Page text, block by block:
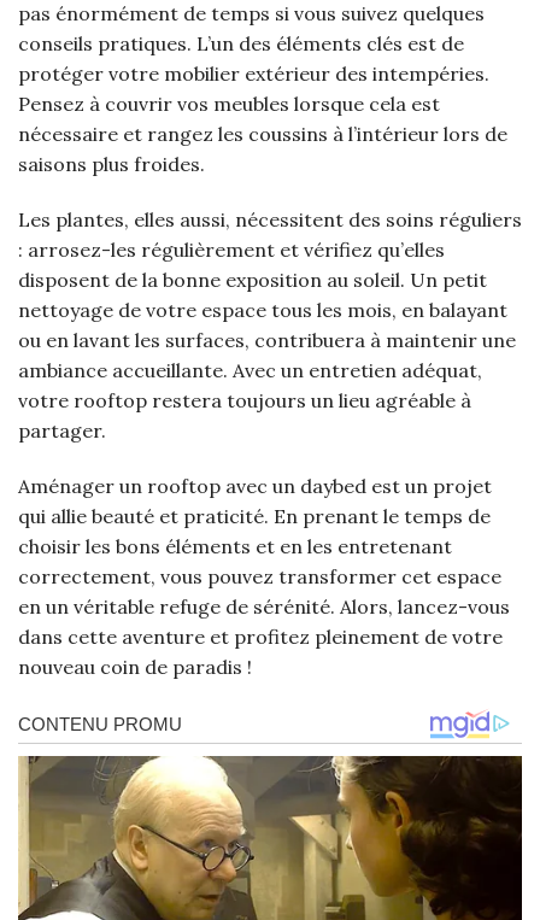
pas énormément de temps si vous suivez quelques
conseils pratiques. L’un des éléments clés est de
protéger votre mobilier extérieur des intempéries.
Pensez à couvrir vos meubles lorsque cela est
nécessaire et rangez les coussins à l’intérieur lors de
saisons plus froides.
Les plantes, elles aussi, nécessitent des soins réguliers
: arrosez-les régulièrement et vérifiez qu’elles
disposent de la bonne exposition au soleil. Un petit
nettoyage de votre espace tous les mois, en balayant
ou en lavant les surfaces, contribuera à maintenir une
ambiance accueillante. Avec un entretien adéquat,
votre rooftop restera toujours un lieu agréable à
partager.
Aménager un rooftop avec un daybed est un projet
qui allie beauté et praticité. En prenant le temps de
choisir les bons éléments et en les entretenant
correctement, vous pouvez transformer cet espace
en un véritable refuge de sérénité. Alors, lancez-vous
dans cette aventure et profitez pleinement de votre
nouveau coin de paradis !